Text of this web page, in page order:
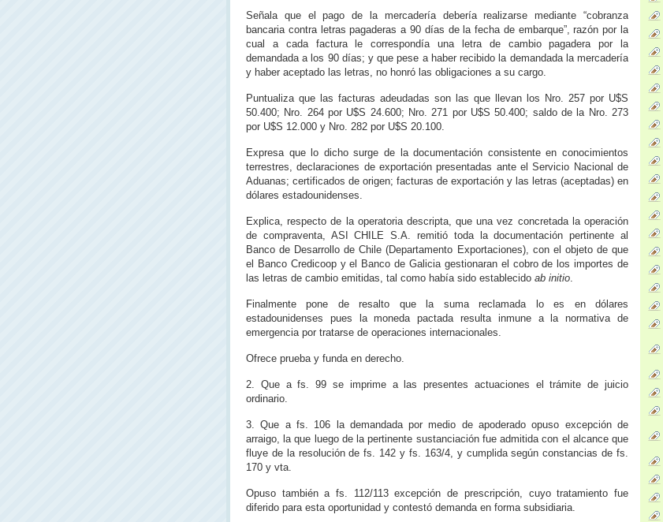
Señala que el pago de la mercadería debería realizarse mediante “cobranza
bancaria contra letras pagaderas a 90 días de la fecha de embarque”, razón por la
cual a cada factura le correspondía una letra de cambio pagadera por la
demandada a los 90 días; y que pese a haber recibido la demandada la mercadería
y haber aceptado las letras, no honró las obligaciones a su cargo.
Puntualiza que las facturas adeudadas son las que llevan los Nro. 257 por U$S
50.400; Nro. 264 por U$S 24.600; Nro. 271 por U$S 50.400; saldo de la Nro. 273
por U$S 12.000 y Nro. 282 por U$S 20.100.
Expresa que lo dicho surge de la documentación consistente en conocimientos
terrestres, declaraciones de exportación presentadas ante el Servicio Nacional de
Aduanas; certificados de origen; facturas de exportación y las letras (aceptadas) en
dólares estadounidenses.
Explica, respecto de la operatoria descripta, que una vez concretada la operación
de compraventa, ASI CHILE S.A. remitió toda la documentación pertinente al
Banco de Desarrollo de Chile (Departamento Exportaciones), con el objeto de que
el Banco Credicoop y el Banco de Galicia gestionaran el cobro de los importes de
las letras de cambio emitidas, tal como había sido establecido ab initio.
Finalmente pone de resalto que la suma reclamada lo es en dólares
estadounidenses pues la moneda pactada resulta inmune a la normativa de
emergencia por tratarse de operaciones internacionales.
Ofrece prueba y funda en derecho.
2. Que a fs. 99 se imprime a las presentes actuaciones el trámite de juicio
ordinario.
3. Que a fs. 106 la demandada por medio de apoderado opuso excepción de
arraigo, la que luego de la pertinente sustanciación fue admitida con el alcance que
fluye de la resolución de fs. 142 y fs. 163/4, y cumplida según constancias de fs.
170 y vta.
Opuso también a fs. 112/113 excepción de prescripción, cuyo tratamiento fue
diferido para esta oportunidad y contestó demanda en forma subsidiaria.